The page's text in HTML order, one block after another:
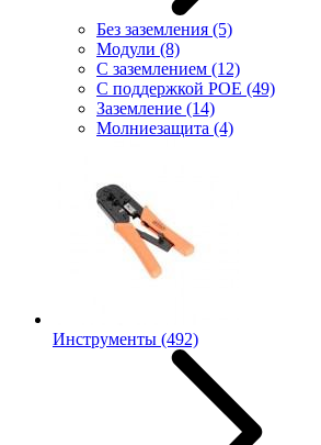
Без заземления (5)
Модули (8)
С заземлением (12)
С поддержкой POE (49)
Заземление (14)
Молниезащита (4)
Инструменты (492)